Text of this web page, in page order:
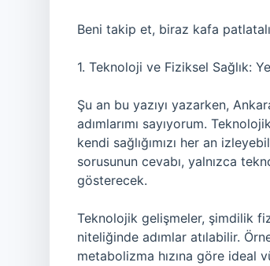
Beni takip et, biraz kafa
1. Teknoloji ve Fiziksel Sağlık:
Şu an bu yazıyı yazarken,
adımlarımı sayıyorum.
kendi sağlığımızı her an
sorusunun cevabı, yalnızca
gösterecek.
Teknolojik gelişmeler, şimdilik
niteliğinde adımlar atılabilir.
metabolizma hızına göre ideal